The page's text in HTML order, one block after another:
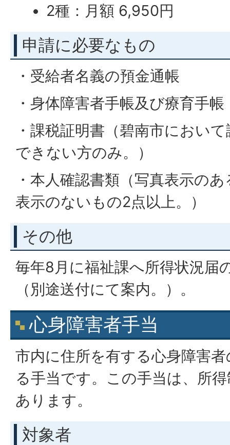
2種：月額 6,950円
申請に必要なもの
・受給者名義の預金通帳
・身体障害者手帳及び療育手帳
・課税証明書（碧南市におい
できない方のみ。）
・本人確認書類（写真表示の
表示のないもの2点以上。）
その他
毎年8月に福祉課へ所得状況届
（別途送付にて案内。）。
心身障害者手当
市内に住所を有する心身障害
る手当です。この手当は、所
あります。
対象者